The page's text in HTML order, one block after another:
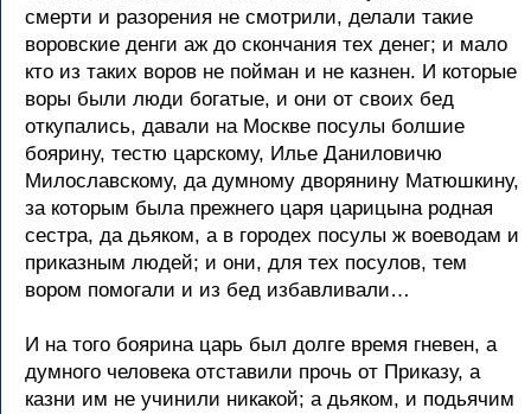
смерти и разорения не смотрили, делали такие
воровские денги аж до скончания тех денег; и мало
кто из таких воров не пойман и не казнен. И которые
воры были люди богатые, и они от своих бед
откупались, давали на Москве посулы болшие
боярину, тестю царскому, Илье Даниловичю
Милославскому, да думному дворянину Матюшкину,
за которым была прежнего царя царицына родная
сестра, да дьяком, а в городех посулы ж воеводам и
приказным людей; и они, для тех посулов, тем
вором помогали и из бед избавливали…
И на того боярина царь был долге время гневен, а
думного человека отставили прочь от Приказу, а
казни им не учинили никакой; а дьяком, и подьячим